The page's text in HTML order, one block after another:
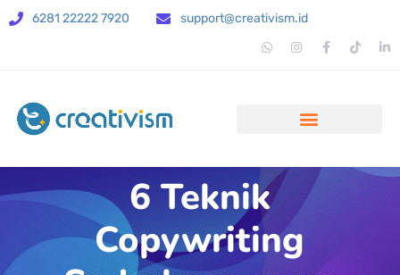
6281 22222 7920 support@creativism.id
6 Teknik
Copywriting